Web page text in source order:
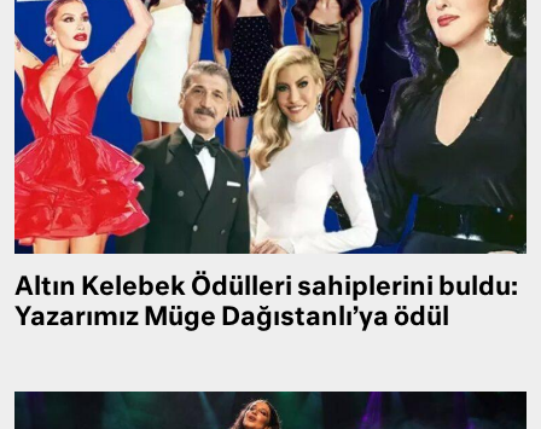
Altın Kelebek Ödülleri sahiplerini buldu:
Yazarımız Müge Dağıstanlı’ya ödül